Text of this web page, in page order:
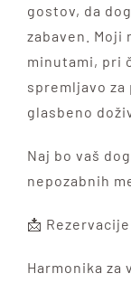
gostov, da
zabaven. Moji
minutami, pri
spremljavo
glasbeno
Naj bo vaš
nepozabnih
📩
Harmonika za